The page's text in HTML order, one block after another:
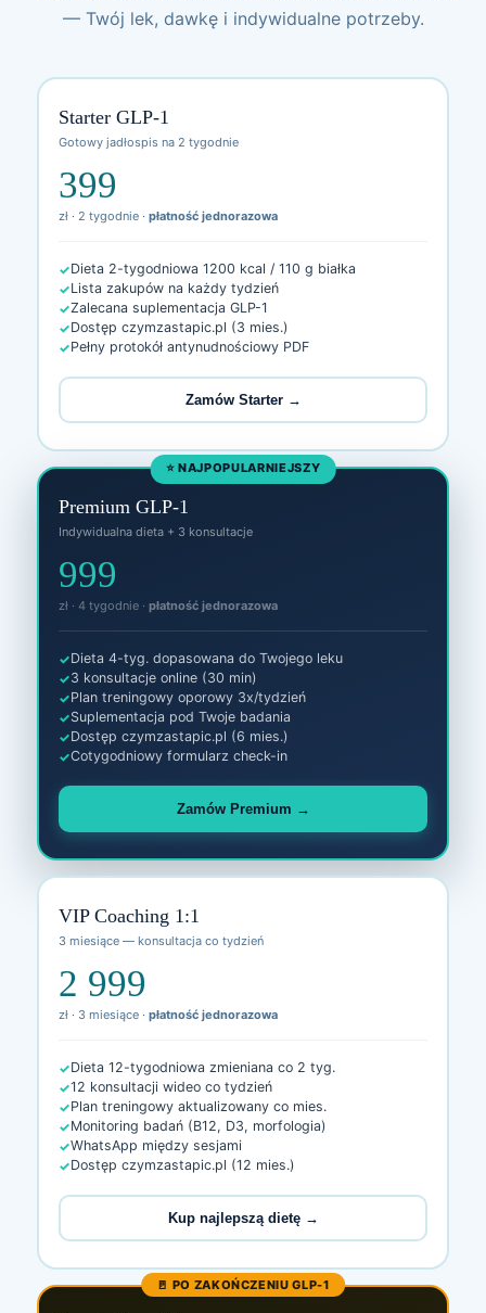
— Twój lek, dawkę i indywidualne potrzeby.
Starter GLP-1
Gotowy jadłospis na 2 tygodnie
399
zł · 2 tygodnie · płatność jednorazowa
Dieta 2-tygodniowa 1200 kcal / 110 g białka
Lista zakupów na każdy tydzień
Zalecana suplementacja GLP-1
Dostęp czymzastapic.pl (3 mies.)
Pełny protokół antynudnościowy PDF
Zamów Starter →
⭐ NAJPOPULARNIEJSZY
Premium GLP-1
Indywidualna dieta + 3 konsultacje
999
zł · 4 tygodnie · płatność jednorazowa
Dieta 4-tyg. dopasowana do Twojego leku
3 konsultacje online (30 min)
Plan treningowy oporowy 3x/tydzień
Suplementacja pod Twoje badania
Dostęp czymzastapic.pl (6 mies.)
Cotygodniowy formularz check-in
Zamów Premium →
VIP Coaching 1:1
3 miesiące — konsultacja co tydzień
2 999
zł · 3 miesiące · płatność jednorazowa
Dieta 12-tygodniowa zmieniana co 2 tyg.
12 konsultacji wideo co tydzień
Plan treningowy aktualizowany co mies.
Monitoring badań (B12, D3, morfologia)
WhatsApp między sesjami
Dostęp czymzastapic.pl (12 mies.)
Kup najlepszą dietę →
🚪 PO ZAKOŃCZENIU GLP-1